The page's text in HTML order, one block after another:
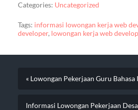
Categories: Uncategorized
Tags: informasi lowongan kerja web
developer, lowongan kerja web
« Lowongan Pekerjaan Guru Bahasa
Informasi Lowongan Pekerjaan